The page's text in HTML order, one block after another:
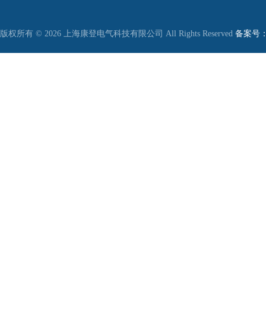
版权所有 © 2026 上海康登电气科技有限公司 All Rights Reserved 备案号